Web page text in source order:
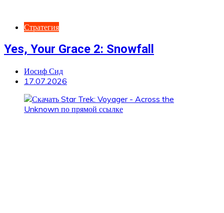
Стратегия
Yes, Your Grace 2: Snowfall
Иосиф Сид
17.07.2026